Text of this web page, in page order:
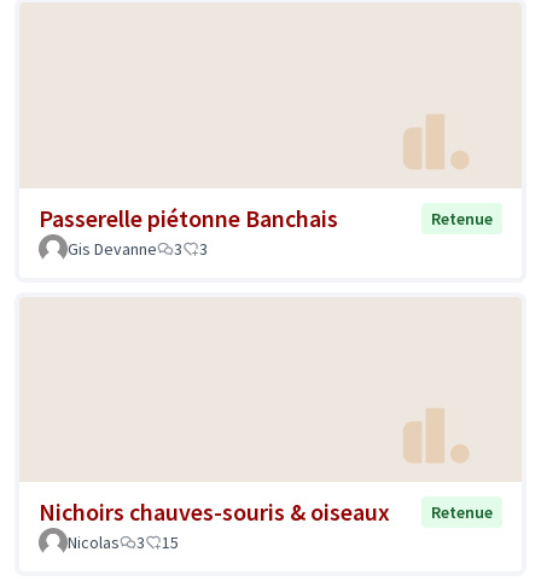
Passerelle piétonne Banchais
Retenue
Gis Devanne
3 3
Nichoirs chauves-souris & oiseaux
Retenue
Nicolas
3 15